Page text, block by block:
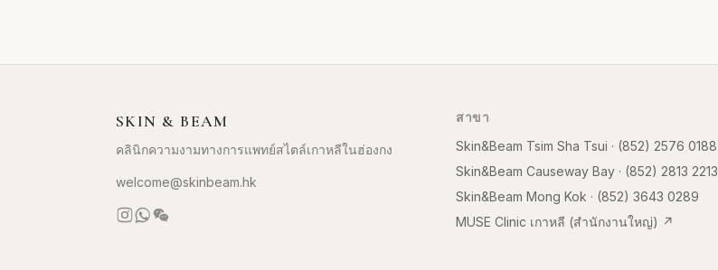
SKIN & BEAM
คลินิกความงามทางการแพทย์สไตล์เกาหลีในฮ่องกง
welcome@skinbeam.hk
สาขา
Skin&Beam Tsim Sha Tsui · (852) 2576 0188
Skin&Beam Causeway Bay · (852) 2813 2213
Skin&Beam Mong Kok · (852) 3643 0289
MUSE Clinic เกาหลี (สำนักงานใหญ่) ↗